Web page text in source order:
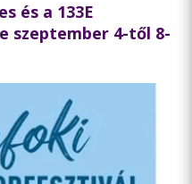
és a 133E
szeptember 4-től 8-